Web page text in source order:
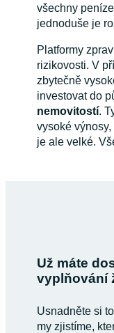
všechny
jednoduše je
Platformy
rizikovosti. V
zbytečně
investovat do
nemovitostí.
vysoké
je ale velké.
Už máte
vyplňování
Usnadněte si
my zjistíme,